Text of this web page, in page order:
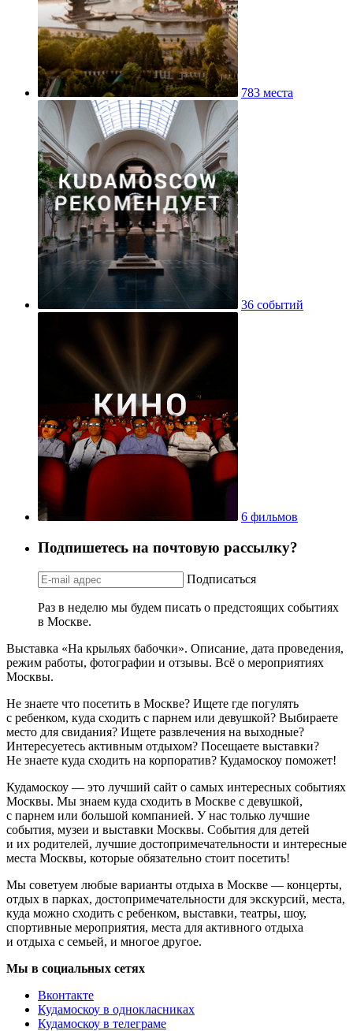
783 места
36 событий
6 фильмов
Подпишетесь на почтовую рассылку?
Подписаться
Раз в неделю мы будем писать о предстоящих событиях
в Москве.
Выставка «На крыльях бабочки». Описание, дата проведения,
режим работы, фотографии и отзывы. Всё о мероприятиях
Москвы.
Не знаете что посетить в Москве? Ищете где погулять
с ребенком, куда сходить с парнем или девушкой? Выбираете
место для свидания? Ищете развлечения на выходные?
Интересуетесь активным отдыхом? Посещаете выставки?
Не знаете куда сходить на корпоратив? Кудамоскоу поможет!
Кудамоскоу — это лучший сайт о самых интересных событиях
Москвы. Мы знаем куда сходить в Москве с девушкой,
с парнем или большой компанией. У нас только лучшие
события, музеи и выставки Москвы. События для детей
и их родителей, лучшие достопримечательности и интересные
места Москвы, которые обязательно стоит посетить!
Мы советуем любые варианты отдыха в Москве — концерты,
отдых в парках, достопримечательности для экскурсий, места,
куда можно сходить с ребенком, выставки, театры, шоу,
спортивные мероприятия, места для активного отдыха
и отдыха с семьей, и многое другое.
Мы в социальных сетях
Вконтакте
Кудамоскоу в однокласниках
Кудамоскоу в телеграме